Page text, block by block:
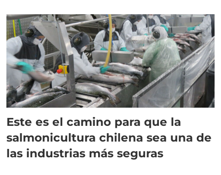
Este es el camino para que la
salmonicultura chilena sea una de
las industrias más seguras